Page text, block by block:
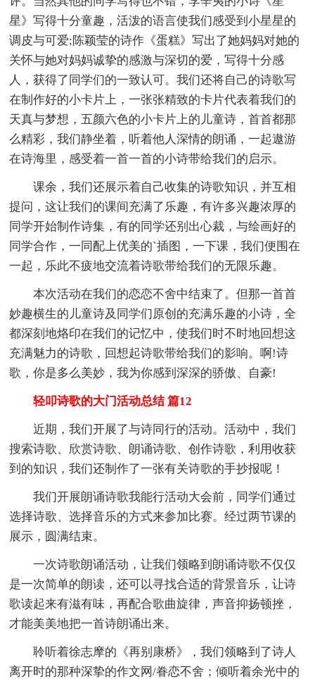
星》写得十分童趣，活泼的语言使我们感受到小星星的
调皮与可爱;陈颖莹的诗作《蛋糕》写出了她妈妈对她的
关怀与她对妈妈诚挚的感激与深切的爱，写得十分感
人，获得了同学们的一致认可。我们还将自己的诗歌写
在制作好的小卡片上，一张张精致的卡片代表着我们的
天真与梦想，五颜六色的小卡片上的儿童诗，首首都那
么精彩，我们静坐着，听着他人深情的朗诵，一起遨游
在诗海里，感受着一首一首的小诗带给我们的启示。
课余，我们还展示着自己收集的诗歌知识，并互相
提问，这让我们的课间充满了乐趣，有许多兴趣浓厚的
同学开始制作诗集，有的同学还别出心裁，与绘画好的
同学合作，一同配上优美的`插图，一下课，我们便围在
一起，乐此不疲地交流着诗歌带给我们的无限乐趣。
本次活动在我们的恋恋不舍中结束了。但那一首首
妙趣横生的儿童诗及同学们原创的充满乐趣的小诗，全
都深刻地烙印在我们的记忆中，使我们时不时地回想这
充满魅力的诗歌，回想起诗歌带给我们的影响。啊!诗
歌，你是多么美妙，我为你感到深深的骄傲、自豪!
轻叩诗歌的大门活动总结 篇12
近期，我们开展了与诗同行的活动。活动中，我们
搜索诗歌、欣赏诗歌、朗诵诗歌、创作诗歌，利用收获
到的知识，我们还制作了一张有关诗歌的手抄报呢！
我们开展朗诵诗歌我能行活动大会前，同学们通过
选择诗歌、选择音乐的方式来参加比赛。经过两节课的
展示，圆满结束。
一次诗歌朗诵活动，让我们领略到朗诵诗歌不仅仅
是一次简单的朗读，还可以寻找合适的背景音乐，让诗
歌读起来有滋有味，再配合歌曲旋律，声音抑扬顿挫，
才能美美地把一首诗朗诵出来。
聆听着徐志摩的《再别康桥》，我们领略到了诗人
离开时的那种深挚的作文网/眷恋不舍；倾听着余光中的